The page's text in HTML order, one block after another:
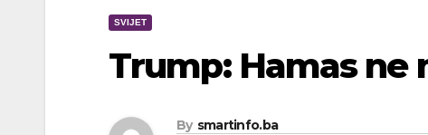
SVIJET
Trump: Hamas ne
By smartinfo.ba